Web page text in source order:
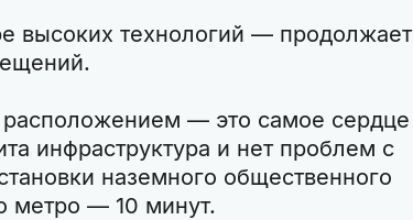
высоких технологий — продолжает
— это самое сердце
инфраструктура и нет проблем с
наземного общественного
метро — 10 минут.